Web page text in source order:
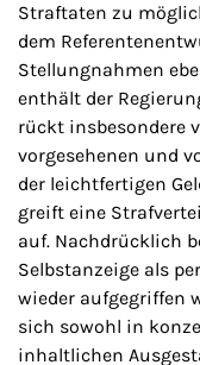
Straftaten zu
dem
Stellungnahmen
enthält der
rückt insbesondere
vorgesehenen und
der leichtfertigen
greift eine
auf. Nachdrücklich
Selbstanzeige als
wieder aufgegriffen
sich sowohl in
inhaltlichen